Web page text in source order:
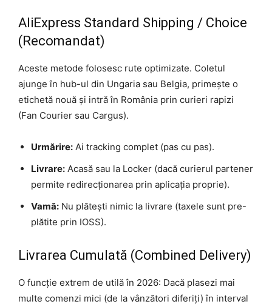
AliExpress Standard Shipping / Choice
(Recomandat)
Aceste metode folosesc rute optimizate. Coletul
ajunge în hub-ul din Ungaria sau Belgia, primește o
etichetă nouă și intră în România prin curieri rapizi
(Fan Courier sau Cargus).
Urmărire: Ai tracking complet (pas cu pas).
Livrare: Acasă sau la Locker (dacă curierul partener
permite redirecționarea prin aplicația proprie).
Vamă: Nu plătești nimic la livrare (taxele sunt pre-
plătite prin IOSS).
Livrarea Cumulată (Combined Delivery)
O funcție extrem de utilă în 2026: Dacă plasezi mai
multe comenzi mici (de la vânzători diferiți) în interval